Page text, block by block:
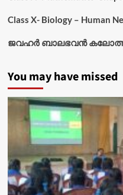
Class X- Biology – Human
ജവഹർ ബാലഭവൻ
You may have missed